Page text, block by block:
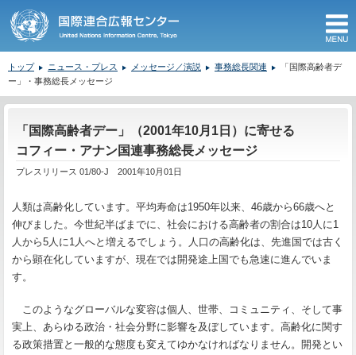
トップ ニュース・プレス メッセージ／演説 事務総長関連
「国際高齢者デ
ー」・事務総長メッセージ
「国際高齢者デー」（2001年10月1日）に寄せる
コフィー・アナン国連事務総長メッセージ
プレスリリース 01/80-J 2001年10月01日
人類は高齢化しています。平均寿命は1950年以来、46歳から66歳へと
伸びました。今世紀半ばまでに、社会における高齢者の割合は10人に1
人から5人に1人へと増えるでしょう。人口の高齢化は、先進国では古く
から顕在化していますが、現在では開発途上国でも急速に進んでいま
す。
このようなグローバルな変容は個人、世帯、コミュニティ、そして事
実上、あらゆる政治・社会分野に影響を及ぼしています。高齢化に関す
る政策措置と一般的な態度も変えてゆかなければなりません。開発とい